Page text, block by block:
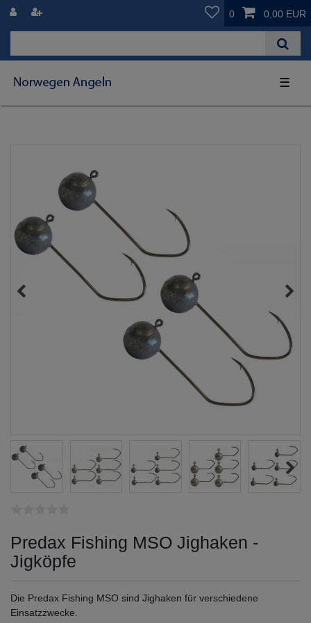
0 0,00 EUR
☰
Predax Fishing MSO Jighaken -
Jigköpfe
Die Predax Fishing MSO sind Jighaken für verschiedene
Einsatzzwecke.